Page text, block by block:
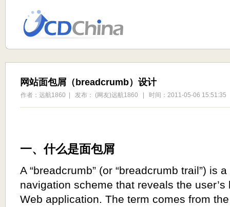
网站面包屑（breadcrumb）设计
作者：远航1860 | 发布： (网友)远航1860 | 时间：2011-05-06 15:51:35
一、什么是面包屑
A “breadcrumb” (or “breadcrumb trail”) is
navigation scheme that reveals the
Web application. The term comes from